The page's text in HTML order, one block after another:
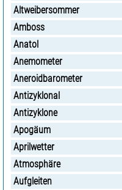
Altweibersommer
Amboss
Anatol
Anemometer
Aneroidbarometer
Antizyklonal
Antizyklone
Apogäum
Aprilwetter
Atmosphäre
Aufgleiten